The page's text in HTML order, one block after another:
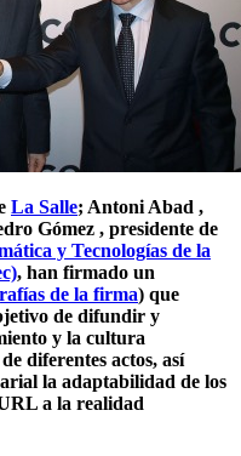
La Salle; Antoni Abad ,
Gómez , presidente de
y Tecnologías de la
, han firmado un
de la firma) que
de difundir y
y la cultura
diferentes actos, así
la adaptabilidad de los
a la realidad